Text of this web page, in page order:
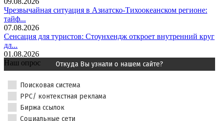
Чрезвычайная ситуация в Азиатско-Тихоокеанском регионе:
тайф...
07.08.2026
Сенсация для туристов: Стоунхендж откроет внутренний круг
дл...
01.08.2026
Наш опрос
Откуда Вы узнали о нашем сайте?
Поисковая система
PPC/ контекстная реклама
Биржа ссылок
Социальные сети